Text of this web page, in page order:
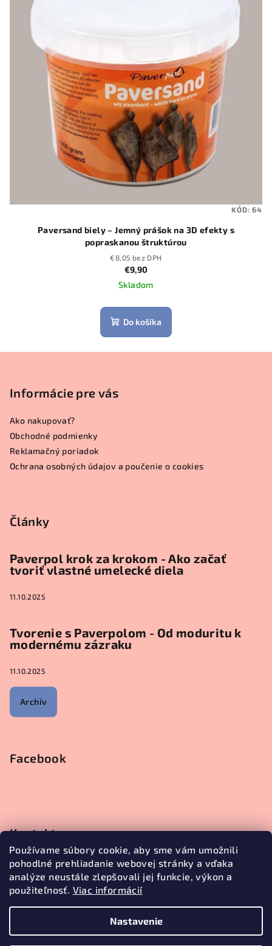
Používame súbory cookie, aby sme vám umožnili
pohodlné prehliadanie webovej stránky a vďaka
analýze neustále zlepšovali jej funkcie, výkon a
použiteľnosť. Viac informácií
Nastavenie
Paversand biely – Jemný prášok na 3D efekty s
popraskanou štruktúrou
€8,05 bez DPH
€9,90
Skladom
Do košíka
KÓD:64
Informácie pre vás
Ako nakupovať?
Obchodné podmienky
Reklamačný poriadok
Ochrana osobných údajov a poučenie o cookies
Články
Paverpol krok za krokom - Ako začať
tvoriť vlastné umelecké diela
11.10.2025
Tvorenie s Paverpolom - Od moduritu k
modernému zázraku
11.10.2025
Archív
Facebook
Kontakt
objednavky@janetecreative.sk
+421905499957